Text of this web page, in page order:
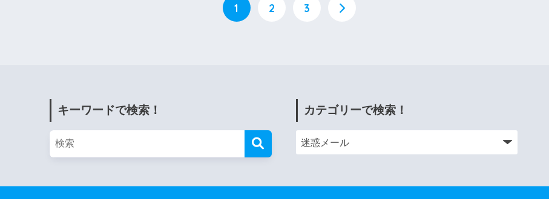
1 2 3
キーワードで検索！ カテゴリーで検索！